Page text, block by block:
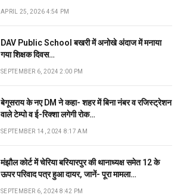
APRIL 25, 2026 4:54 PM
DAV Public School बखरी में अनोखे अंदाज में मनाया
गया शिक्षक दिवस…
SEPTEMBER 6, 2024 2:00 PM
बेगूसराय के नए DM ने कहा- शहर में बिना नंबर व रजिस्ट्रेशन
वाले टेम्पो व ई-रिक्शा लगेगी रोक…
SEPTEMBER 14, 2024 8:17 AM
मंझौल कोर्ट में चेरिया बरियारपुर की थानाध्यक्ष समेत 12 के
ऊपर परिवाद पत्र हुआ दायर, जानें- पूरा मामला…
SEPTEMBER 6, 2024 8:42 PM